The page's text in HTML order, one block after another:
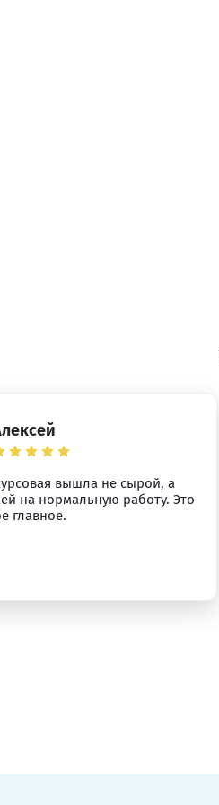
вышла не сырой, а
на нормальную работу. Это
главное.